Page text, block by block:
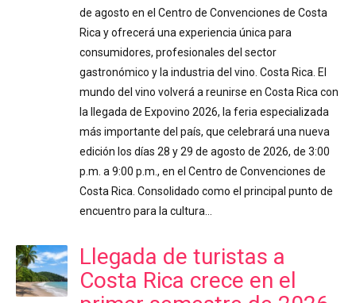
de agosto en el Centro de Convenciones de Costa
Rica y ofrecerá una experiencia única para
consumidores, profesionales del sector
gastronómico y la industria del vino. Costa Rica. El
mundo del vino volverá a reunirse en Costa Rica con
la llegada de Expovino 2026, la feria especializada
más importante del país, que celebrará una nueva
edición los días 28 y 29 de agosto de 2026, de 3:00
p.m. a 9:00 p.m., en el Centro de Convenciones de
Costa Rica. Consolidado como el principal punto de
encuentro para la cultura…
Llegada de turistas a
Costa Rica crece en el